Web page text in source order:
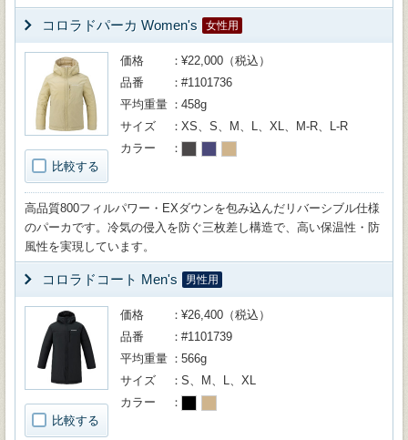
コロラドパーカ Women's 女性用
比較する
価格
¥22,000（税込）
品番
#1101736
平均重量
458g
サイズ
XS、S、M、L、XL、M-R、L-R
カラー
高品質800フィルパワー・EXダウンを包み込んだリバーシブル仕様
のパーカです。冷気の侵入を防ぐ三枚差し構造で、高い保温性・防
風性を実現しています。
コロラドコート Men's 男性用
比較する
価格
¥26,400（税込）
品番
#1101739
平均重量
566g
サイズ
S、M、L、XL
カラー